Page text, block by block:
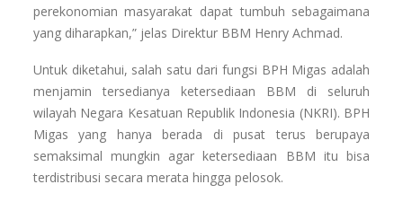
perekonomian masyarakat dapat tumbuh sebagaimana
yang diharapkan,” jelas Direktur BBM Henry Achmad.
Untuk diketahui, salah satu dari fungsi BPH Migas adalah
menjamin tersedianya ketersediaan BBM di seluruh
wilayah Negara Kesatuan Republik Indonesia (NKRI). BPH
Migas yang hanya berada di pusat terus berupaya
semaksimal mungkin agar ketersediaan BBM itu bisa
terdistribusi secara merata hingga pelosok.